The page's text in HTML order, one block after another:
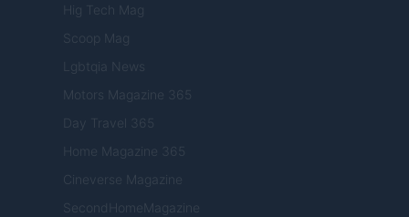
Hig Tech Mag
Scoop Mag
Lgbtqia News
Motors Magazine 365
Day Travel 365
Home Magazine 365
Cineverse Magazine
SecondHomeMagazine